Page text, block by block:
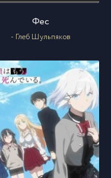
Фес
- Глеб Шульпяков